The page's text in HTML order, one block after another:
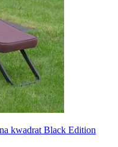
kwadrat Black Edition